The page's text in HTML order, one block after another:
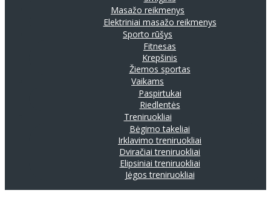
Masažo reikmenys
Elektriniai masažo reikmenys
Sporto rūšys
Fitnesas
Krepšinis
Žiemos sportas
Vaikams
Paspirtukai
Riedlentės
Treniruokliai
Bėgimo takeliai
Irklavimo treniruokliai
Dviračiai treniruokliai
Elipsiniai treniruokliai
Jėgos treniruokliai